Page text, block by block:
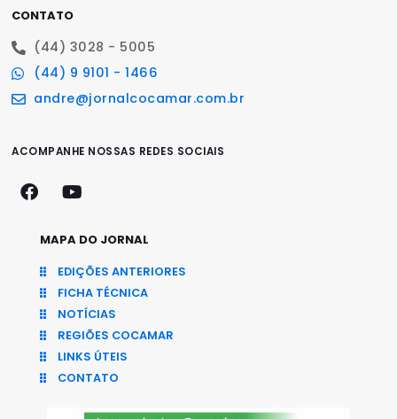
CONTATO
(44) 3028 - 5005
(44) 9 9101 - 1466
andre@jornalcocamar.com.br
ACOMPANHE NOSSAS REDES SOCIAIS
MAPA DO JORNAL
EDIÇÕES ANTERIORES
FICHA TÉCNICA
NOTÍCIAS
REGIÕES COCAMAR
LINKS ÚTEIS
CONTATO